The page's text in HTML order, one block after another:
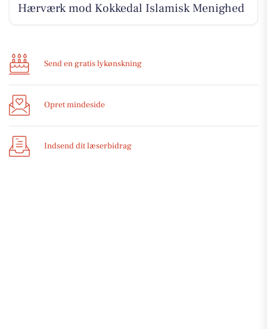
Hærværk mod Kokkedal Islamisk Menighed
Send en gratis lykønskning
Opret mindeside
Indsend dit læserbidrag